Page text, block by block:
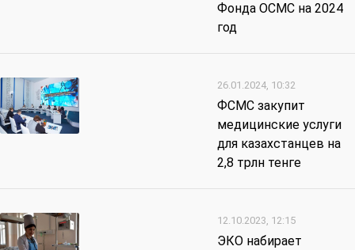
Фонда ОСМС на 2024
год
26.01.2024, 10:32
ФСМС закупит
медицинские услуги
для казахстанцев на
2,8 трлн тенге
12.10.2023, 12:15
ЭКО набирает